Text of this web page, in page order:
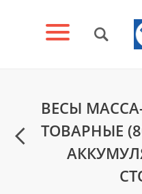
ВЕСЫ
ТОВАРНЫЕ